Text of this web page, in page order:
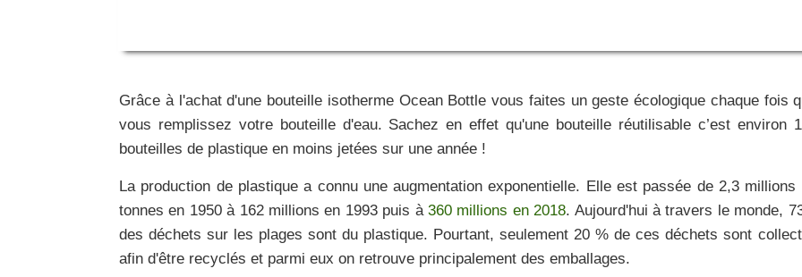
Grâce à l'achat d'une bouteille isotherme Ocean Bottle vous faites un geste écologique chaque fois
vous remplissez votre bouteille d'eau. Sachez en effet qu'une bouteille réutilisablec’est environ
bouteilles de plastique en moins jetées sur une année !
La production de plastique a connu uneaugmentation exponentielle. Elle est passée de 2,3 millions
tonnes en 1950 à 162 millions en 1993 puis à 360 millions en 2018. Aujourd'hui à travers le monde,
des déchets sur les plages sont du plastique. Pourtant, seulement20 % de ces déchets sont
afin d'être recyclés et parmi eux on retrouve principalement des emballages.